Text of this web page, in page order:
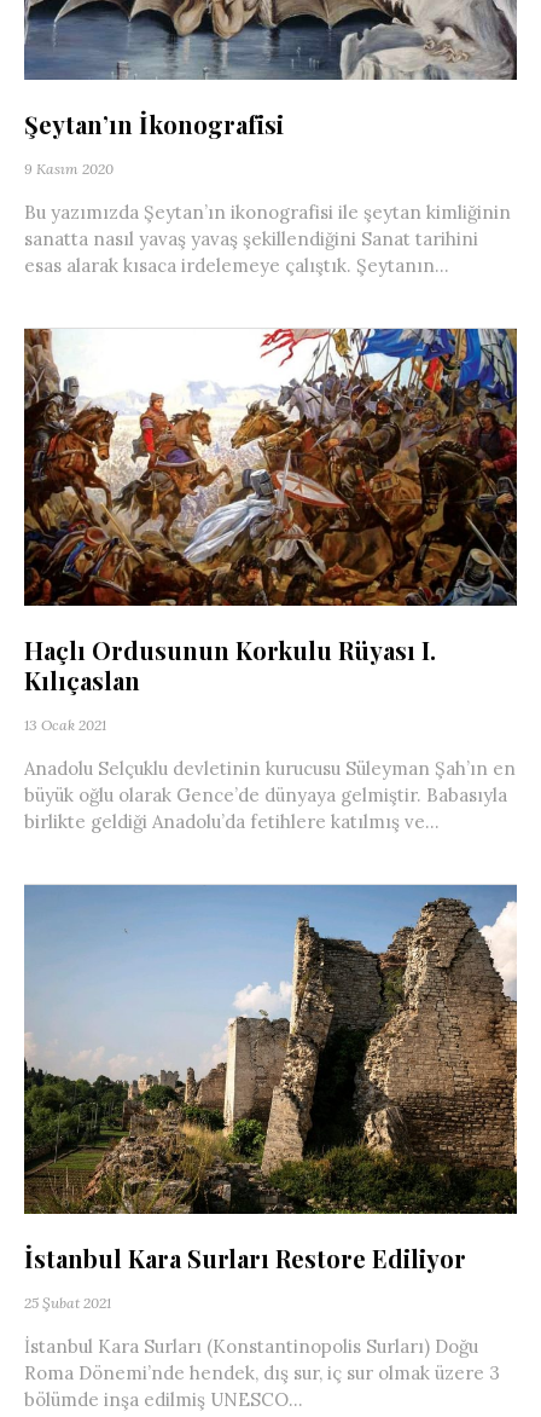
Şeytan’ın İkonografisi
9 Kasım 2020
Bu yazımızda Şeytan’ın ikonografisi ile şeytan kimliğinin
sanatta nasıl yavaş yavaş şekillendiğini Sanat tarihini
esas alarak kısaca irdelemeye çalıştık. Şeytanın...
Haçlı Ordusunun Korkulu Rüyası I.
Kılıçaslan
13 Ocak 2021
Anadolu Selçuklu devletinin kurucusu Süleyman Şah’ın en
büyük oğlu olarak Gence’de dünyaya gelmiştir. Babasıyla
birlikte geldiği Anadolu’da fetihlere katılmış ve...
İstanbul Kara Surları Restore Ediliyor
25 Şubat 2021
İstanbul Kara Surları (Konstantinopolis Surları) Doğu
Roma Dönemi’nde hendek, dış sur, iç sur olmak üzere 3
bölümde inşa edilmiş UNESCO...